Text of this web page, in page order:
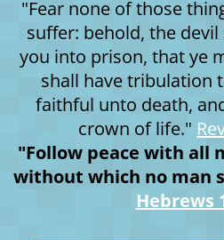
"Fear none of those
suffer: behold, the
you into prison, that ye
shall have tribulation
faithful unto death,
crown of life."
"Follow peace with all
without which no man
Hebrews